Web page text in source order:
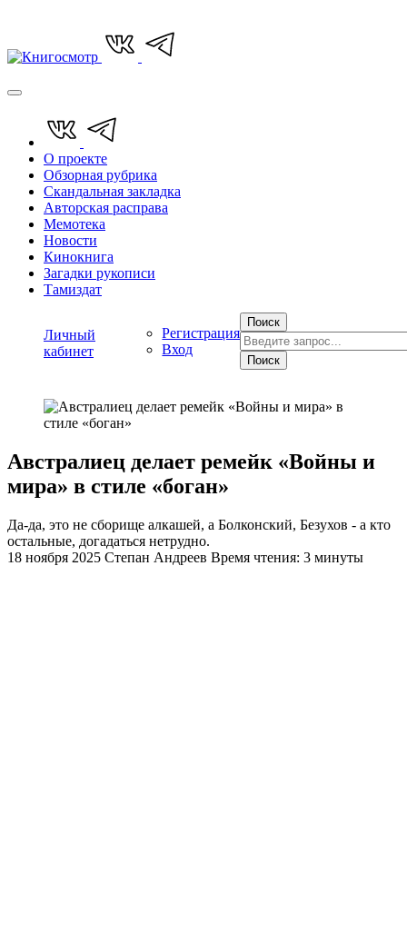
О проекте
Обзорная рубрика
Скандальная закладка
Авторская расправа
Мемотека
Новости
Кинокнига
Загадки рукописи
Тамиздат
Личный
кабинет
Регистрация
Вход
Поиск
Поиск
Австралиец делает ремейк «Войны и
мира» в стиле «боган»
Да-да, это не сборище алкашей, а Болконский, Безухов - а кто
остальные, догадаться нетрудно.
18 ноября 2025 Степан Андреев Время чтения: 3 минуты